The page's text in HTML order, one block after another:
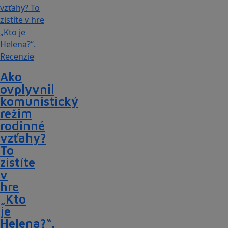
Recenzie
Ako
ovplyvnil
komunistický
režim
rodinné
vzťahy?
To
zistíte
v
hre
„Kto
je
Helena?“.